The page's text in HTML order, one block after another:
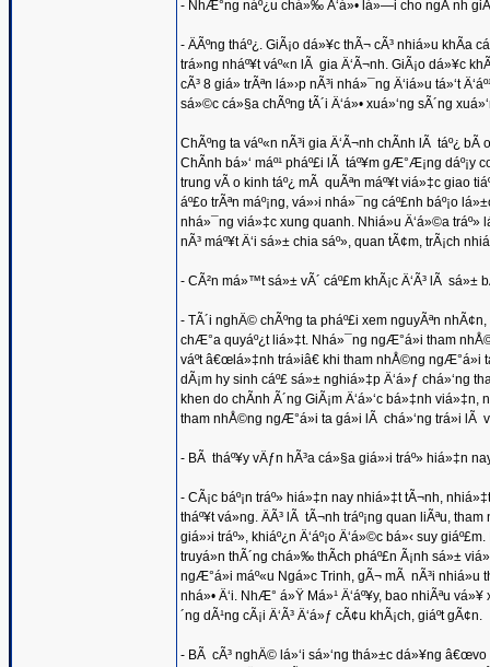
- NhÆ°ng náº¿u chá»‰ Ä‘á»• lá»—i cho ngÃ nh
- ÄÃºng tháº¿. GiÃ¡o dá»¥c thÃ¬ cÃ³ nhiá»u
trá»ng nháº¥t váº«n lÃ gia Ä‘Ã¬nh. GiÃ¡o dá»¥c
cÃ³ 8 giá» trÃªn lá»›p nÃ³i nhá»¯ng Ä‘iá»u tá»‘t
sá»©c cá»§a chÃºng tÃ´i Ä‘á»• xuá»‘ng sÃ´ng
ChÃºng ta váº«n nÃ³i gia Ä‘Ã¬nh chÃ­nh lÃ táº¿ bÃ
ChÃ­nh bá»‘ máº¹ pháº£i lÃ táº¥m gÆ°Æ¡ng dáº¡y
trung vÃ o kinh táº¿ mÃ quÃªn máº¥t viá»‡c giao
áº£o trÃªn máº¡ng, vá»›i nhá»¯ng cáº£nh báº¡o
nhá»¯ng viá»‡c xung quanh. Nhiá»u Ä‘á»©a tráº»
nÃ³ máº¥t Ä‘i sá»± chia sáº», quan tÃ¢m, trÃ¡ch
- CÃ²n má»™t sá»± vÃ´ cáº£m khÃ¡c Ä‘Ã³ lÃ sá»±
- TÃ´i nghÄ© chÃºng ta pháº£i xem nguyÃªn
chÆ°a quyáº¿t liá»‡t. Nhá»¯ng ngÆ°á»i tham
váº­t â€œlá»‡nh trá»iâ€ khi tham nhÅ©ng
dÃ¡m hy sinh cáº£ sá»± nghiá»‡p Ä‘á»ƒ chá»‘ng
khen do chÃ­nh Ã´ng GiÃ¡m Ä‘á»‘c bá»‡nh viá»‡n,
tham nhÅ©ng ngÆ°á»i ta gá»i lÃ chá»‘ng trá»i lÃ
- BÃ tháº¥y vÄƒn hÃ³a cá»§a giá»›i tráº» hiá»‡n
- CÃ¡c báº¡n tráº» hiá»‡n nay nhiá»‡t tÃ¬nh,
tháº¥t vá»ng. ÄÃ³ lÃ tÃ¬nh tráº¡ng quan liÃªu,
giá»›i tráº», khiáº¿n Ä‘áº¡o Ä‘á»©c bá»‹ suy
truyá»n thÃ´ng chá»‰ thÃ­ch pháº£n Ã¡nh sá»±
ngÆ°á»i máº«u Ngá»c Trinh, gÃ¬ mÃ nÃ³i nhiá»u
nhá»• Ä‘i. NhÆ° á»Ÿ Má»¹ Ä‘áº¥y, bao nhiÃªu
´ng dÃ¹ng cÃ¡i Ä‘Ã³ Ä‘á»ƒ cÃ¢u khÃ¡ch, giáº­t gÃ¢n.
- BÃ cÃ³ nghÄ© lá»‘i sá»‘ng thá»±c dá»¥ng